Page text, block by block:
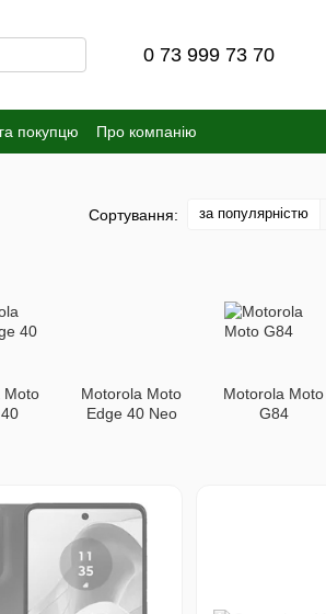
0 73 999 73 70
покупцю Про компанію
Сортування: за популярністю
Moto
Motorola Moto
Edge 40 Neo
Motorola Moto
G84